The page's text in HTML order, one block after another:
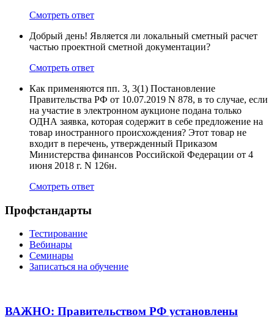
Смотреть ответ
Добрый день! Является ли локальный сметный расчет
частью проектной сметной документации?
Смотреть ответ
Как применяются пп. 3, 3(1) Постановление
Правительства РФ от 10.07.2019 N 878, в то случае, если
на участие в электронном аукционе подана только
ОДНА заявка, которая содержит в себе предложение на
товар иностранного происхождения? Этот товар не
входит в перечень, утвержденный Приказом
Министерства финансов Российской Федерации от 4
июня 2018 г. N 126н.
Смотреть ответ
Профстандарты
Тестирование
Вебинары
Семинары
Записаться на обучение
ВАЖНО: Правительством РФ установлены